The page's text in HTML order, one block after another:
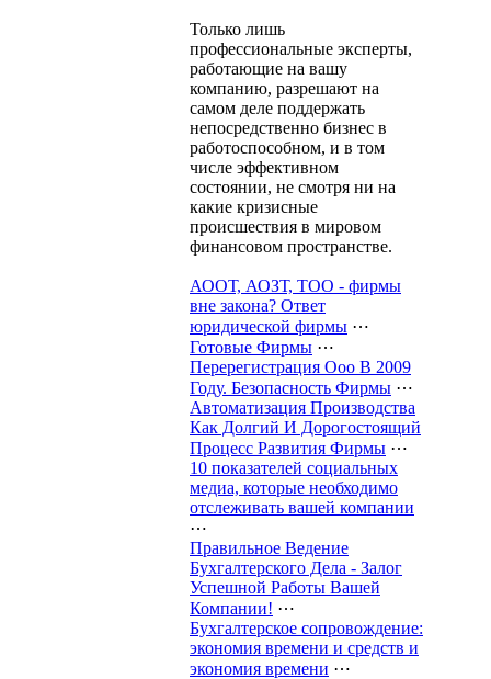
Только лишь
профессиональные эксперты,
работающие на вашу
компанию, разрешают на
самом деле поддержать
непосредственно бизнес в
работоспособном, и в том
числе эффективном
состоянии, не смотря ни на
какие кризисные
происшествия в мировом
финансовом пространстве.
АООТ, АОЗТ, ТОО - фирмы
вне закона? Ответ
юридической фирмы ⋯
Готовые Фирмы ⋯
Перерегистрация Ооо В 2009
Году. Безопасность Фирмы ⋯
Автоматизация Производства
Как Долгий И Дорогостоящий
Процесс Развития Фирмы ⋯
10 показателей социальных
медиа, которые необходимо
отслеживать вашей компании
⋯
Правильное Ведение
Бухгалтерского Дела - Залог
Успешной Работы Вашей
Компании! ⋯
Бухгалтерское сопровождение:
экономия времени и средств и
экономия времени ⋯